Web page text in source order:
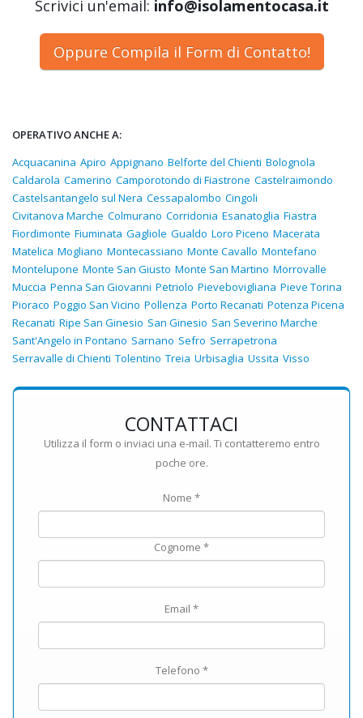
Scrivici un'email: info@isolamentocasa.it
Oppure Compila il Form di Contatto!
OPERATIVO ANCHE A:
Acquacanina Apiro Appignano Belforte del Chienti Bolognola
Caldarola Camerino Camporotondo di Fiastrone Castelraimondo
Castelsantangelo sul Nera Cessapalombo Cingoli
Civitanova Marche Colmurano Corridonia Esanatoglia Fiastra
Fiordimonte Fiuminata Gagliole Gualdo Loro Piceno Macerata
Matelica Mogliano Montecassiano Monte Cavallo Montefano
Montelupone Monte San Giusto Monte San Martino Morrovalle
Muccia Penna San Giovanni Petriolo Pievebovigliana Pieve Torina
Pioraco Poggio San Vicino Pollenza Porto Recanati Potenza Picena
Recanati Ripe San Ginesio San Ginesio San Severino Marche
Sant'Angelo in Pontano Sarnano Sefro Serrapetrona
Serravalle di Chienti Tolentino Treia Urbisaglia Ussita Visso
CONTATTACI
Utilizza il form o inviaci una e-mail. Ti contatteremo entro
poche ore.
Nome *
Cognome *
Email *
Telefono *